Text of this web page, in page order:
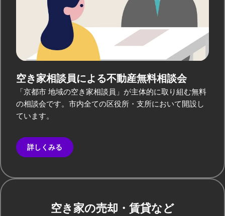
空き家相談員による不動産無料相談会
「京都市 地域の空き家相談員」が主体的に取り組む無料
の相談会です。市内全ての区役所・支所において開設し
ています。
詳しくみる
空き家の売却・賃貸など